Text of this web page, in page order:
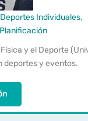
Individuales,
y el Deporte
deportes y eventos.